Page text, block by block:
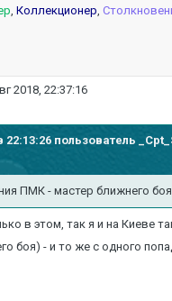
, Коллекционер,
2018, 22:37:16
22:13:26 пользователь
ПМК - мастер ближнего
в этом, так я и на Киеве
боя) - и то же с одного